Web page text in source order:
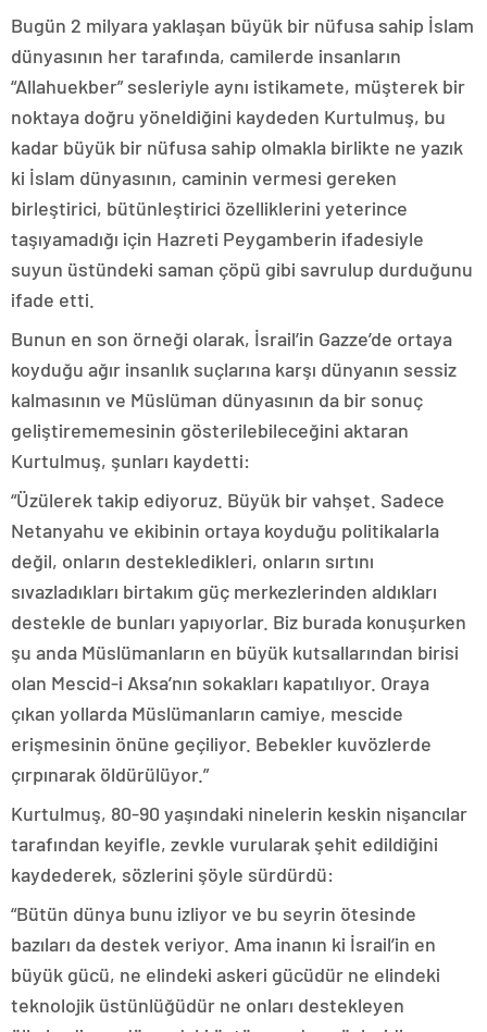
Bugün 2 milyara yaklaşan büyük bir nüfusa sahip İslam
dünyasının her tarafında, camilerde insanların
“Allahuekber” sesleriyle aynı istikamete, müşterek bir
noktaya doğru yöneldiğini kaydeden Kurtulmuş, bu
kadar büyük bir nüfusa sahip olmakla birlikte ne yazık
ki İslam dünyasının, caminin vermesi gereken
birleştirici, bütünleştirici özelliklerini yeterince
taşıyamadığı için Hazreti Peygamberin ifadesiyle
suyun üstündeki saman çöpü gibi savrulup durduğunu
ifade etti.
Bunun en son örneği olarak, İsrail’in Gazze’de ortaya
koyduğu ağır insanlık suçlarına karşı dünyanın sessiz
kalmasının ve Müslüman dünyasının da bir sonuç
geliştirememesinin gösterilebileceğini aktaran
Kurtulmuş, şunları kaydetti:
“Üzülerek takip ediyoruz. Büyük bir vahşet. Sadece
Netanyahu ve ekibinin ortaya koyduğu politikalarla
değil, onların destekledikleri, onların sırtını
sıvazladıkları birtakım güç merkezlerinden aldıkları
destekle de bunları yapıyorlar. Biz burada konuşurken
şu anda Müslümanların en büyük kutsallarından birisi
olan Mescid-i Aksa’nın sokakları kapatılıyor. Oraya
çıkan yollarda Müslümanların camiye, mescide
erişmesinin önüne geçiliyor. Bebekler kuvözlerde
çırpınarak öldürülüyor.”
Kurtulmuş, 80-90 yaşındaki ninelerin keskin nişancılar
tarafından keyifle, zevkle vurularak şehit edildiğini
kaydederek, sözlerini şöyle sürdürdü:
“Bütün dünya bunu izliyor ve bu seyrin ötesinde
bazıları da destek veriyor. Ama inanın ki İsrail’in en
büyük gücü, ne elindeki askeri gücüdür ne elindeki
teknolojik üstünlüğüdür ne onları destekleyen